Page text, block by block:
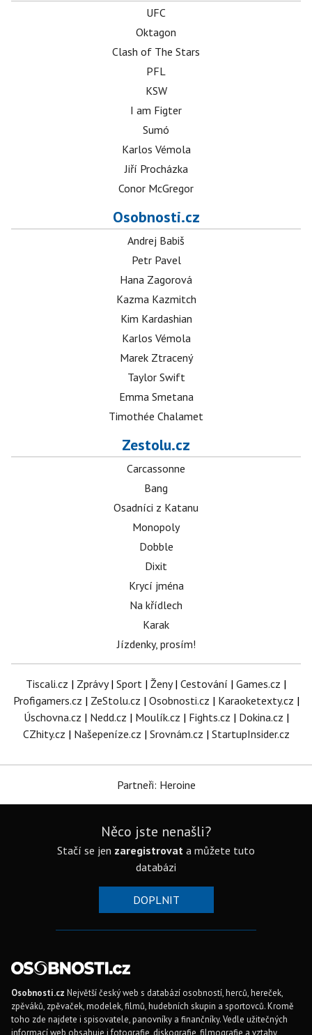
UFC
Oktagon
Clash of The Stars
PFL
KSW
I am Figter
Sumó
Karlos Vémola
Jiří Procházka
Conor McGregor
Osobnosti.cz
Andrej Babiš
Petr Pavel
Hana Zagorová
Kazma Kazmitch
Kim Kardashian
Karlos Vémola
Marek Ztracený
Taylor Swift
Emma Smetana
Timothée Chalamet
Zestolu.cz
Carcassonne
Bang
Osadníci z Katanu
Monopoly
Dobble
Dixit
Krycí jména
Na křídlech
Karak
Jízdenky, prosím!
Tiscali.cz | Zprávy| Sport | Ženy| Cestování | Games.cz |
Profigamers.cz | ZeStolu.cz | Osobnosti.cz | Karaoketexty.cz |
Úschovna.cz | Nedd.cz | Moulík.cz | Fights.cz | Dokina.cz |
CZhity.cz | Našepeníze.cz | Srovnám.cz | StartupInsider.cz
Partneři: Heroine
Něco jste nenašli?
Stačí se jen zaregistrovat a můžete tuto
databázi
DOPLNIT
Osobnosti.cz Největší český web s databází osobností, herců, hereček,
zpěváků, zpěvaček, modelek, filmů, hudebních skupin a sportovců. Kromě
toho zde najdete i spisovatele, panovníky a finančníky. Vedle užitečných
informací web obsahuje i fotografie, diskografie, filmografie a vztahy